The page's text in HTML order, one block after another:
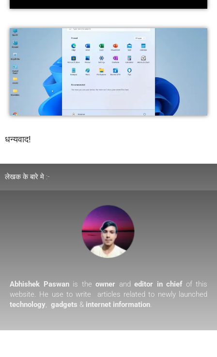
धन्यवाद!
लेखक के बारे मे :-
Abhishek Paswanis the owner and editor in chiefof this
website. He use to write articles related to newly launched
technology
gadgets & internet information